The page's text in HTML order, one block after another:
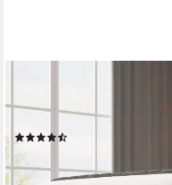
Polsterbett, LED
hydraulischem Stauraum
299,99 €
-40%